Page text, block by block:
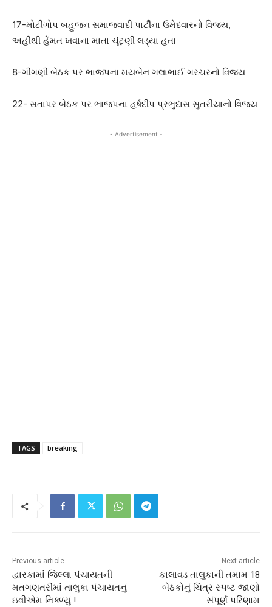
17-મોટીગોપ બહુજન સમાજવાદી પાર્ટીના ઉમેદવારનો વિજય,
અહીંથી હેંમત ખવાના માતા ચૂંટણી લડ્યા હતા
8-ગીંગણી બેઠક પર ભાજપના મયબેન ગલાભાઈ ગરચરનો વિજય
22- સતાપર બેઠક પર ભાજપના હર્ષદીપ પ્રભુદાસ સુતરીયાનો વિજય
- Advertisement -
TAGS breaking
Previous article
દ્વારકામાં જિલ્લા પંચાયતની
મતગણતરીમાં તાલુકા પંચાયતનું
ઇવીએમ નિક્ળ્યું !
Next article
કાલાવડ તાલુકાની તમામ 18
બેઠકોનું ચિત્ર સ્પષ્ટ જાણો
સંપૂર્ણ પરિણામ